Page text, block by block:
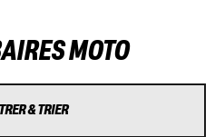
MOTO
& TRIER